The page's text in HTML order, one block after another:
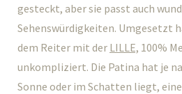
gesteckt, aber sie passt auch
Sehenswürdigkeiten. Umgesetzt
dem Reiter mit der LILLE, 100%
unkompliziert. Die Patina hat je
Sonne oder im Schatten liegt,